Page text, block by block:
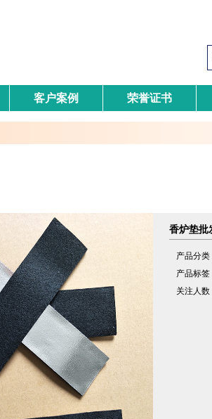
客户案例 荣誉证书
香炉垫批
产品分类
产品标签
关注人数